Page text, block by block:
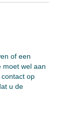
of een
moet wel aan
op
u de